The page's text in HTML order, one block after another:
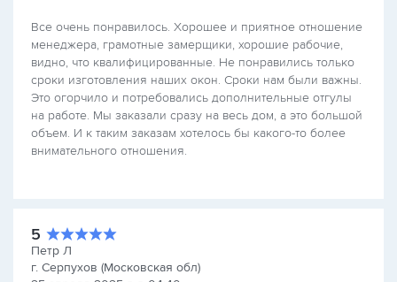
Все очень понравилось. Хорошее и приятное отношение
менеджера, грамотные замерщики, хорошие рабочие,
видно, что квалифицированные. Не понравились только
сроки изготовления наших окон. Сроки нам были важны.
Это огорчило и потребовались дополнительные отгулы
на работе. Мы заказали сразу на весь дом, а это большой
объем. И к таким заказам хотелось бы какого-то более
внимательного отношения.
5
Петр Л
г. Серпухов (Московская обл)